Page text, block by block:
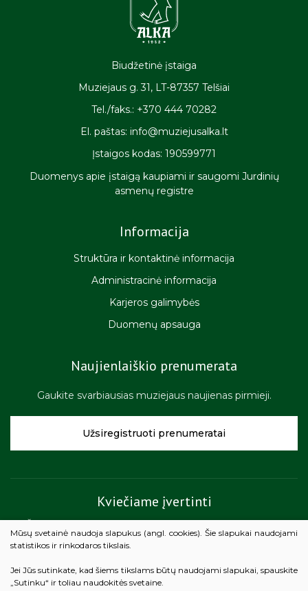
Biudžetinė įstaiga
Muziejaus g. 31, LT-87357 Telšiai
Tel./faks.: +370 444 70282
El. paštas: info@muziejusalka.lt
Įstaigos kodas: 190599771
Duomenys apie įstaigą kaupiami ir saugomi Jurdinių
asmenų registre
Informacija
Struktūra ir kontaktinė informacija
Administracinė informacija
Karjeros galimybės
Duomenų apsauga
Naujienlaiškio prenumerata
Gaukite svarbiausias muziejaus naujienas pirmieji.
Užsiregistruoti prenumeratai
Kviečiame įvertinti
Žemaičių muziejaus „Alka“ teikiamų paslaugų kokybę.
Vertinti
Mūsų svetainė naudoja slapukus (angl. cookies). Šie slapukai naudojami
statistikos ir rinkodaros tikslais.
Jei Jūs sutinkate, kad šiems tikslams būtų naudojami slapukai, spauskite
„Sutinku“ ir toliau naudokitės svetaine.